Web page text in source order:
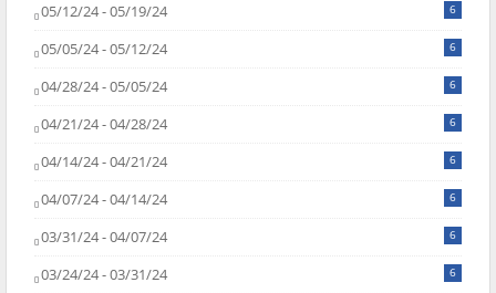
05/12/24 - 05/19/24 6
05/05/24 - 05/12/24 6
04/28/24 - 05/05/24 6
04/21/24 - 04/28/24 6
04/14/24 - 04/21/24 6
04/07/24 - 04/14/24 6
03/31/24 - 04/07/24 6
03/24/24 - 03/31/24 6